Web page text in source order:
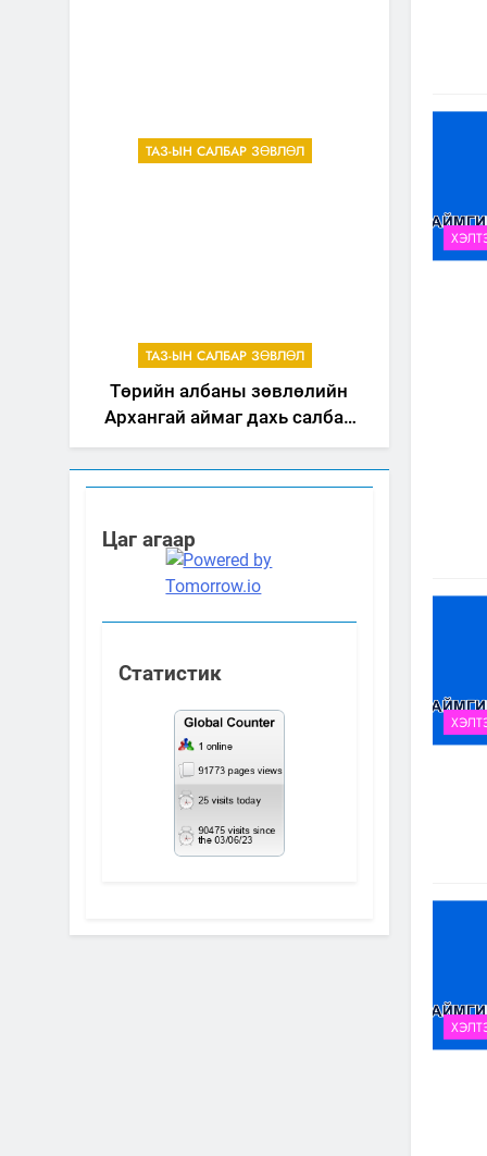
ТАЗ-ЫН САЛБАР ЗӨВЛӨЛ
ТАЗ-ЫН САЛБАР ЗӨВЛӨЛ
Төрийн албаны зөвлөлийн
Архангай аймаг дахь салбар
зөвлөлийн 2025 оны үйл
ажиллагааны жилийн
Цаг агаар
Статистик